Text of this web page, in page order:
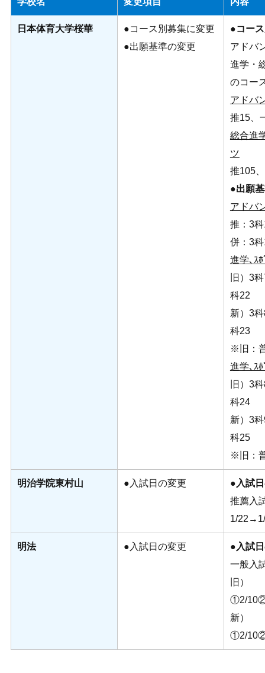
日本体育大学桜華
●コース別募集に変更
●出願基準の変更
●コー
アドバ
進学・
のコー
アドバ
推15、
総合進
ツ
推105
●出願
アドバ
推：3
併：3
進学､ｽ
旧）3
科22
新）3
科23
※旧：
進学､ｽ
旧）3
科24
新）3
科25
※旧：
明治学院東村山 ●入試日の変更
●入試
推薦入
1/
明法 ●入試日の変更
●入試
一般入
旧）
①2/
新）
①2/